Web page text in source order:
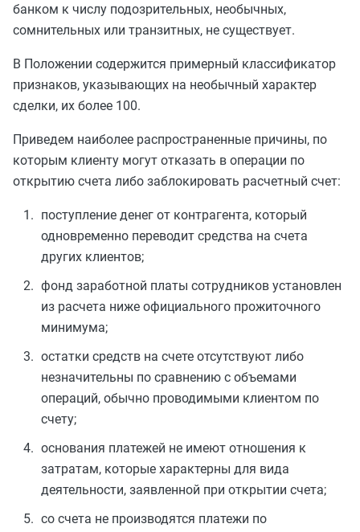
банком к числу подозрительных, необычных,
сомнительных или транзитных, не существует.
В Положении содержится примерный классификатор
признаков, указывающих на необычный характер
сделки, их более 100.
Приведем наиболее распространенные причины, по
которым клиенту могут отказать в операции по
открытию счета либо заблокировать расчетный счет:
поступление денег от контрагента, который
одновременно переводит средства на счета
других клиентов;
фонд заработной платы сотрудников установлен
из расчета ниже официального прожиточного
минимума;
остатки средств на счете отсутствуют либо
незначительны по сравнению с объемами
операций, обычно проводимыми клиентом по
счету;
основания платежей не имеют отношения к
затратам, которые характерны для вида
деятельности, заявленной при открытии счета;
со счета не производятся платежи по